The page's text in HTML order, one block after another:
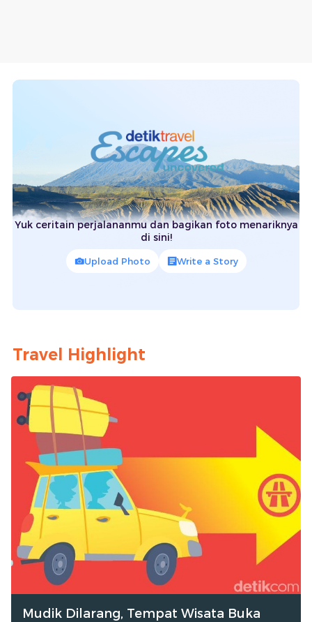
Yuk ceritain perjalananmu dan bagikan foto menariknya
di sini!
Upload Photo Write a Story
Travel Highlight
Mudik Dilarang, Tempat Wisata Buka